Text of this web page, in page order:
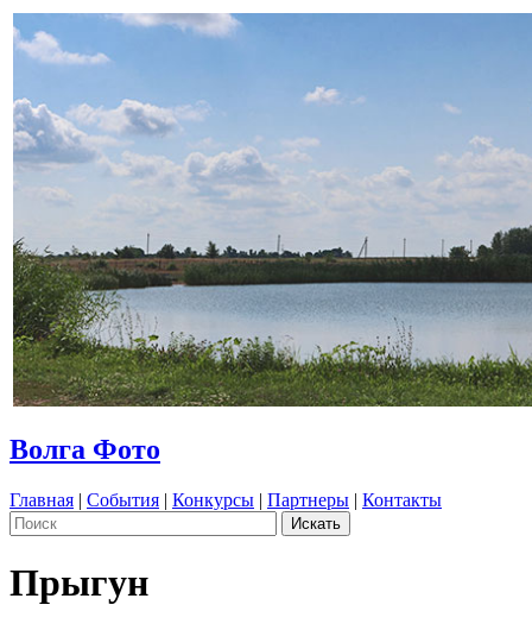
Волга Фото
Главная | События | Конкурсы | Партнеры | Контакты
Прыгун